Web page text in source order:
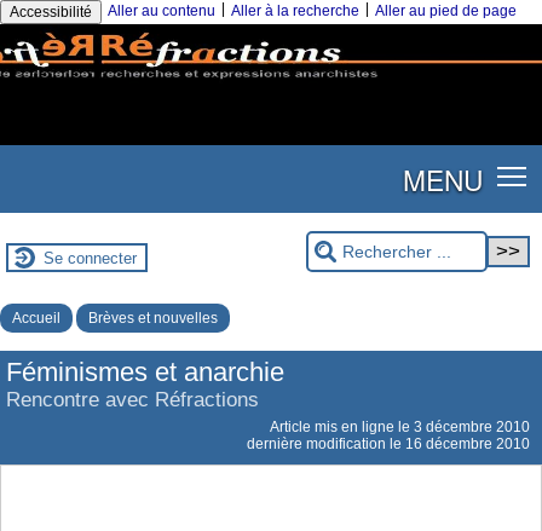
Accessibilité Aller au contenu Aller à la recherche Aller au pied de page
MENU
Se connecter
Accueil Brèves et nouvelles
Féminismes et anarchie
Rencontre avec Réfractions
Article mis en ligne le 3 décembre 2010
dernière modification le 16 décembre 2010